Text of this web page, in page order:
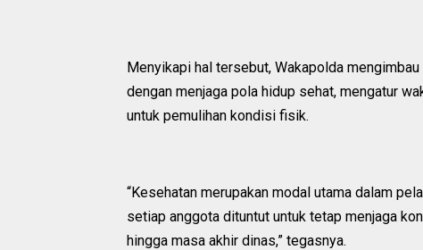
Menyikapi hal tersebut, Wakapolda
dengan menjaga pola hidup sehat, mengatur
untuk pemulihan kondisi fisik.
“Kesehatan merupakan modal utama dalam
setiap anggota dituntut untuk tetap menjaga
hingga masa akhir dinas,” tegasnya.